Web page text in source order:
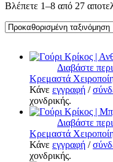
Βλέπετε 1–8 από 27
Διαβάστε
Κρεμαστά
Κάνε εγγραφή /
χονδρικής.
Διαβάστε
Κρεμαστά
Κάνε εγγραφή /
χονδρικής.